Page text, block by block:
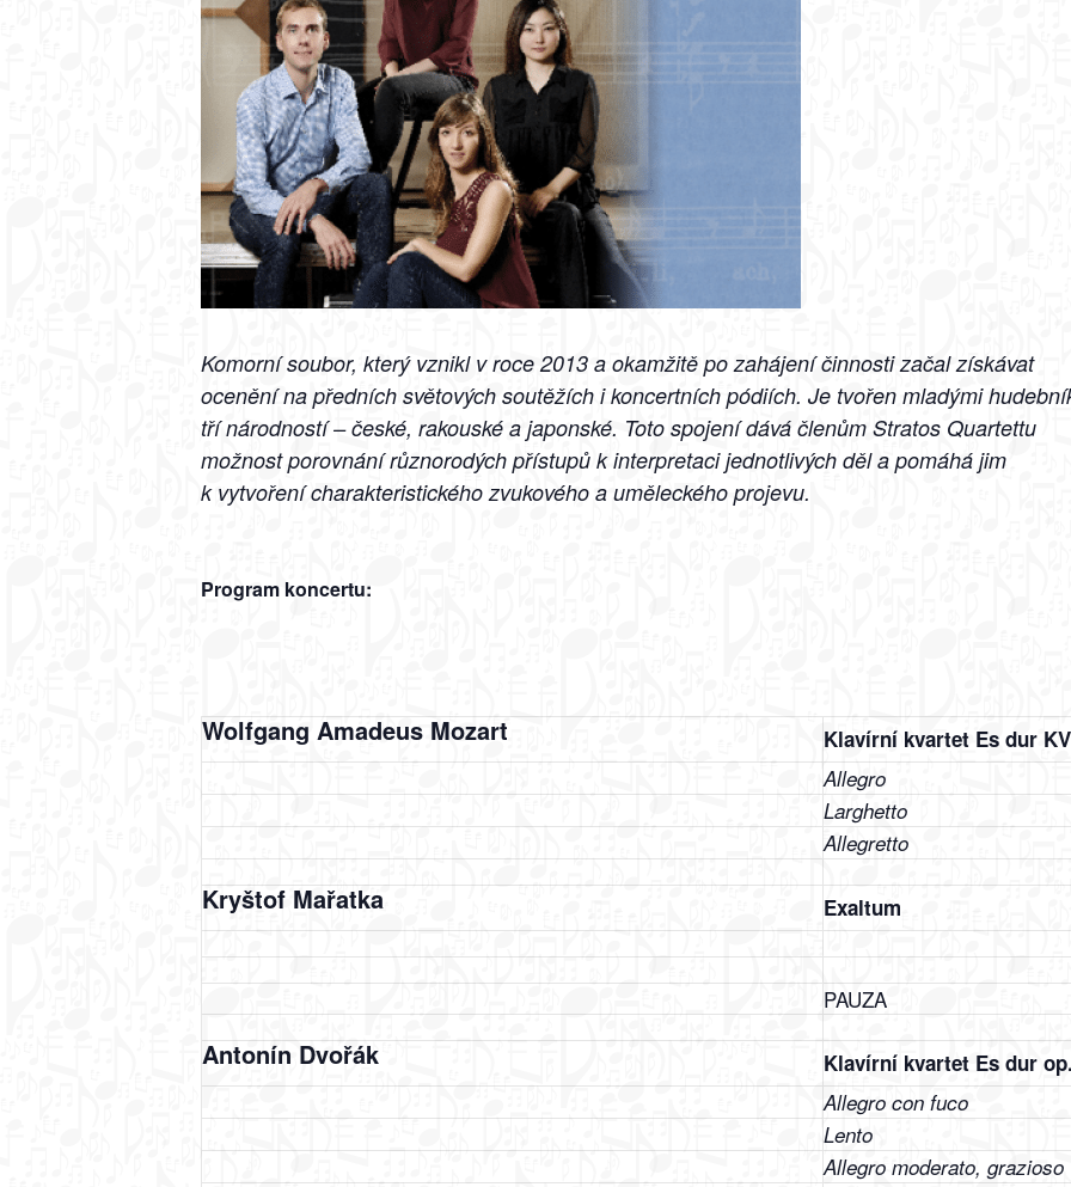
Komorní soubor, který vznikl v roce 2013 a okamžitě po zahájení činnosti začal získávat
ocenění na předních světových soutěžích i koncertních pódiích. Je tvořen mladými
tří národností – české, rakouské a japonské. Toto spojení dává členům Stratos Quartettu
možnost porovnání různorodých přístupů k interpretaci jednotlivých děl a pomáhá jim
k vytvoření charakteristického zvukového a uměleckého projevu.
Program koncertu:
Wolfgang Amadeus Mozart
Klavírní kvartet Es dur
Allegro
Larghetto
Allegretto
Kryštof Mařatka Exaltum
PAUZA
Antonín Dvořák
Klavírní kvartet Es dur
Allegro con fuco
Lento
Allegro moderato, grazioso